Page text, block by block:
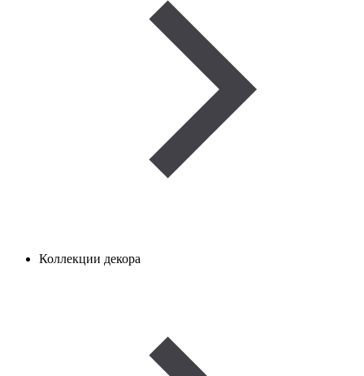
Коллекции декора